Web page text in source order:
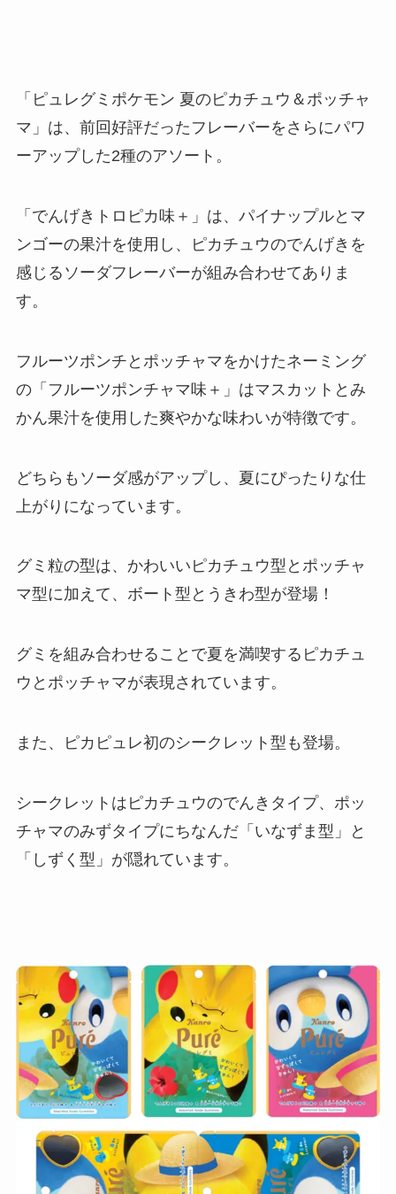
「ピュレグミポケモン 夏のピカチュウ＆ポッチャ
マ」は、前回好評だったフレーバーをさらにパワ
ーアップした2種のアソート。
「でんげきトロピカ味＋」は、パイナップルとマ
ンゴーの果汁を使用し、ピカチュウのでんげきを
感じるソーダフレーバーが組み合わせてありま
す。
フルーツポンチとポッチャマをかけたネーミング
の「フルーツポンチャマ味＋」はマスカットとみ
かん果汁を使用した爽やかな味わいが特徴です。
どちらもソーダ感がアップし、夏にぴったりな仕
上がりになっています。
グミ粒の型は、かわいいピカチュウ型とポッチャ
マ型に加えて、ボート型とうきわ型が登場！
グミを組み合わせることで夏を満喫するピカチュ
ウとポッチャマが表現されています。
また、ピカピュレ初のシークレット型も登場。
シークレットはピカチュウのでんきタイプ、ポッ
チャマのみずタイプにちなんだ「いなずま型」と
「しずく型」が隠れています。